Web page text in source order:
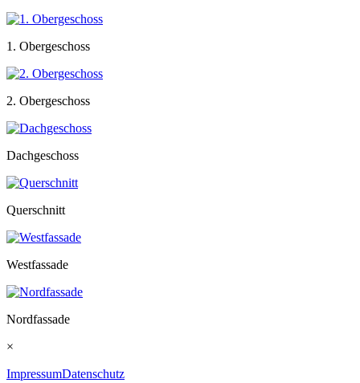
1. Obergeschoss
2. Obergeschoss
Dachgeschoss
Querschnitt
Westfassade
Nordfassade
×
ImpressumDatenschutz